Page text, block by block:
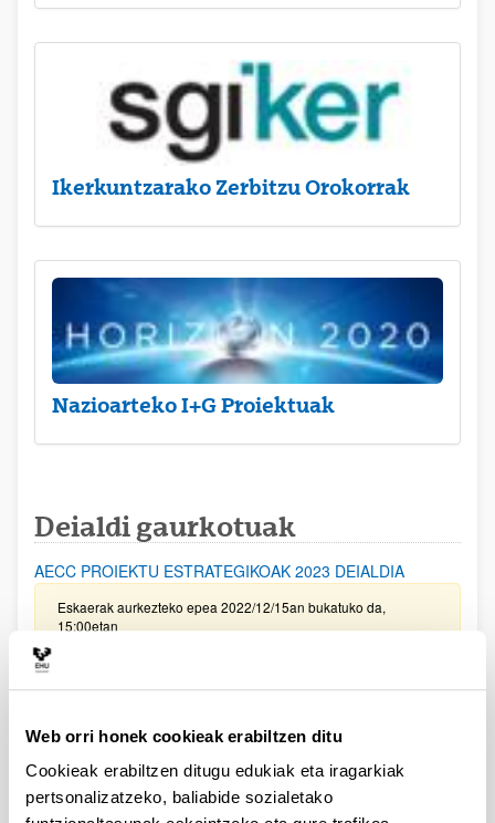
Web orri honek cookieak erabiltzen ditu
Cookieak erabiltzen ditugu edukiak eta iragarkiak
pertsonalizatzeko, baliabide sozialetako
Ikerkuntzarako Zerbitzu Orokorrak
Nazioarteko I+G Proiektuak
Deialdi gaurkotuak
AECC PROIEKTU ESTRATEGIKOAK 2023 DEIALDIA
Eskaerak aurkezteko epea 2022/12/15an bukatuko da,
15:00etan
AECC LAB 2023 DEIALDIA
15:00etan
PIFG22/19: Ingeniería Química
Aurkezteko epea itxita: 2022/10/01 - 2022/10/24 23:59